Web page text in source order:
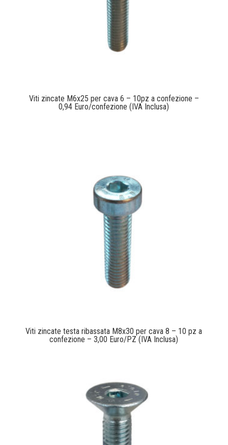
Viti zincate M6x25 per cava 6 – 10pz a confezione –
0,94 Euro/confezione (IVA Inclusa)
Viti zincate testa ribassata M8x30 per cava 8 – 10 pz a
confezione – 3,00 Euro/PZ (IVA Inclusa)